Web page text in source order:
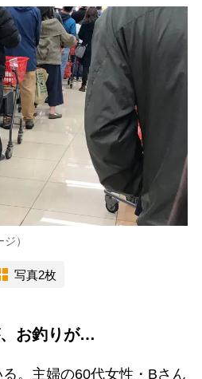
）
写真2枚
お釣りが…
。主婦の60代女性・Bさん